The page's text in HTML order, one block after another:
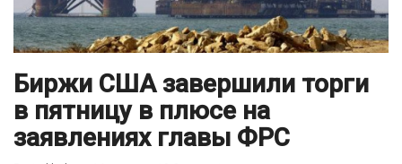
Биржи США завершили торги
в пятницу в плюсе на
заявлениях главы ФРС